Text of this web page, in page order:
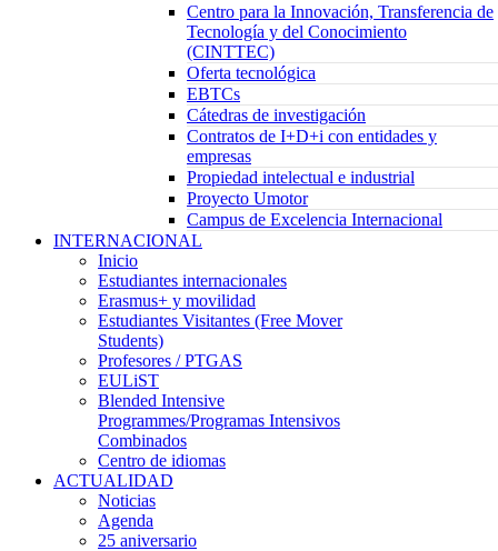
Centro para la Innovación, Transferencia de
Tecnología y del Conocimiento
(CINTTEC)
Oferta tecnológica
EBTCs
Cátedras de investigación
Contratos de I+D+i con entidades y
empresas
Propiedad intelectual e industrial
Proyecto Umotor
Campus de Excelencia Internacional
INTERNACIONAL
Inicio
Estudiantes internacionales
Erasmus+ y movilidad
Estudiantes Visitantes (Free Mover
Students)
Profesores / PTGAS
EULiST
Blended Intensive
Programmes/Programas Intensivos
Combinados
Centro de idiomas
ACTUALIDAD
Noticias
Agenda
25 aniversario